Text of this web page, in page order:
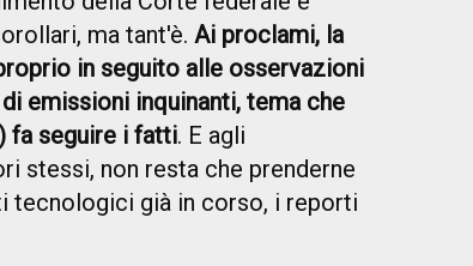
ma tant'è. Ai proclami, la
in seguito alle osservazioni
emissioni inquinanti, tema che
fa seguire i fatti. E agli
stessi, non resta che prenderne
tecnologici già in corso, i reporti